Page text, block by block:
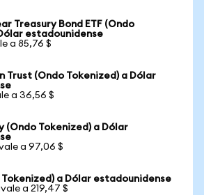
Treasury Bond ETF (Ondo
estadounidense
a 85,76 $
Trust (Ondo Tokenized) a Dólar
a 36,56 $
(Ondo Tokenized) a Dólar
a 97,06 $
Tokenized) a Dólar estadounidense
a 219,47 $